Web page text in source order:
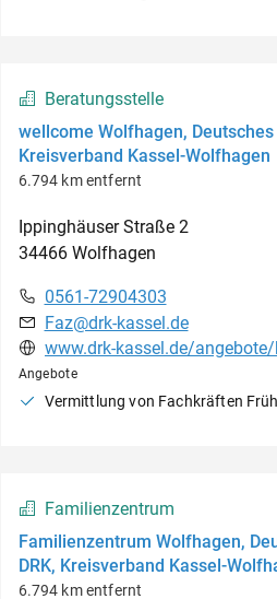
Beratungsstelle
wellcome Wolfhagen, Deutsches
Kreisverband Kassel-Wolfhagen
6.794 km entfernt
Ippinghäuser Straße 2
34466 Wolfhagen
0561-72904303
Faz@drk-kassel.de
Angebote
Vermittlung von Fachkräften
Familienzentrum
Familienzentrum Wolfhagen,
DRK, Kreisverband Kassel-
6.794 km entfernt